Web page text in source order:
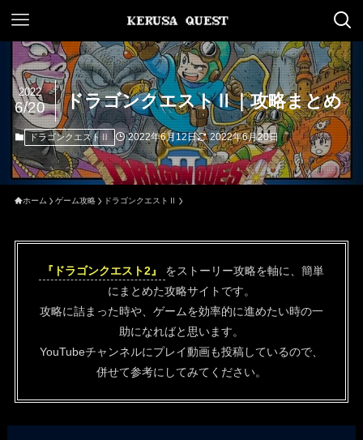
ドラゴンクエストⅡ｜攻略まとめ
2022
6/20
ドラゴンクエストⅡ 2022年6月12日 2022年6月20日
ホーム ゲーム攻略 ドラゴンクエストⅡ
『ドラゴンクエスト2』
をストーリー攻略を軸に、簡単
にまとめた攻略サイトです。
攻略に詰まった時や、ゲームを効率的に進めたい時の一
助になればと思います。
YouTubeチャンネルにプレイ動画も投稿しているので、
併せて参考にしてみてください。